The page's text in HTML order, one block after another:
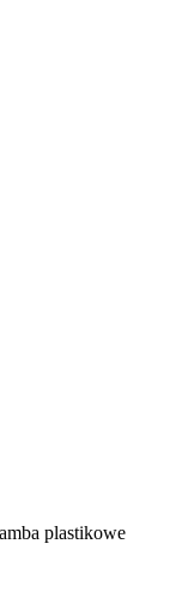
plastikowe